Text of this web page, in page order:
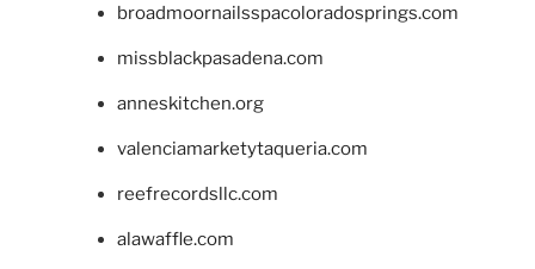
broadmoornailsspacoloradosprings.com
missblackpasadena.com
anneskitchen.org
valenciamarketytaqueria.com
reefrecordsllc.com
alawaffle.com